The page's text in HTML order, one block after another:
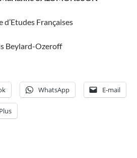
Françaises
Beylard-Ozeroff
WhatsApp E-mail
Plus